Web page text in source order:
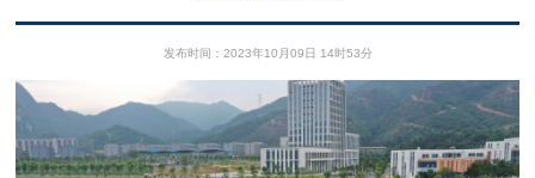
发布时间：2023年10月09日 14时53分